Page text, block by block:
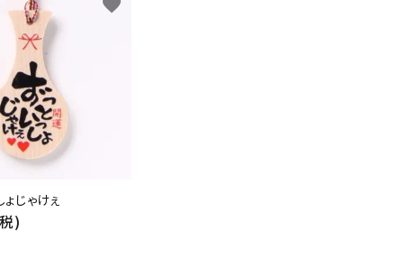
じゃけぇ
)
favorite